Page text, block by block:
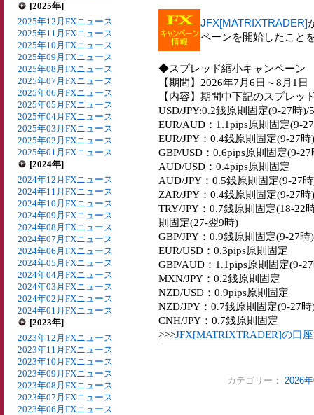
[2025年]
2025年12月FXニュース
2025年11月FXニュース
2025年10月FXニュース
2025年09月FXニュース
2025年08月FXニュース
2025年07月FXニュース
2025年06月FXニュース
2025年05月FXニュース
2025年04月FXニュース
2025年03月FXニュース
2025年02月FXニュース
2025年01月FXニュース
[2024年]
2024年12月FXニュース
2024年11月FXニュース
2024年10月FXニュース
2024年09月FXニュース
2024年08月FXニュース
2024年07月FXニュース
2024年06月FXニュース
2024年05月FXニュース
2024年04月FXニュース
2024年03月FXニュース
2024年02月FXニュース
2024年01月FXニュース
[2023年]
2023年12月FXニュース
2023年11月FXニュース
2023年10月FXニュース
2023年09月FXニュース
2023年08月FXニュース
2023年07月FXニュース
2023年06月FXニュース
JFX[MATRIXTRADER]
ペーンを開始したこと
◆スプレッド縮小キャンペーン
【期間】2026年7月6日～8月1日
【内容】期間中下記のスプレッ
USD/JPY:0.2銭原則固定(9-27時
EUR/AUD：1.1pips原則固定(9-
EUR/JPY：0.4銭原則固定(9-27
GBP/USD：0.6pips原則固定(9-
AUD/USD：0.4pips原則固定
AUD/JPY：0.5銭原則固定(9-27
ZAR/JPY：0.4銭原則固定(9-27
TRY/JPY：0.7銭原則固定(18-22
則固定(27-翌9時)
GBP/JPY：0.9銭原則固定(9-27
EUR/USD：0.3pips原則固定
GBP/AUD：1.1pips原則固定(9-
MXN/JPY：0.2銭原則固定
NZD/USD：0.9pips原則固定
NZD/JPY：0.7銭原則固定(9-27
CNH/JPY：0.7銭原則固定
>>>JFX[MATRIXTRADER]の口
カテゴリー： 2026